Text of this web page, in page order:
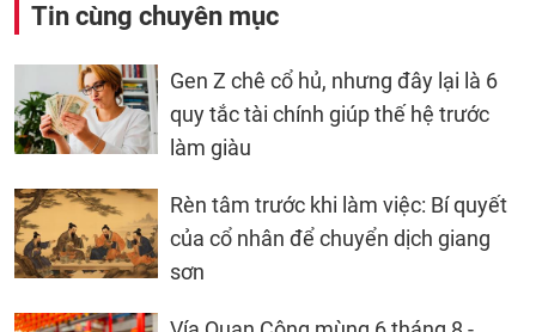
Tin cùng chuyên mục
Gen Z chê cổ hủ, nhưng đây lại là 6
quy tắc tài chính giúp thế hệ trước
làm giàu
Rèn tâm trước khi làm việc: Bí quyết
của cổ nhân để chuyển dịch giang
sơn